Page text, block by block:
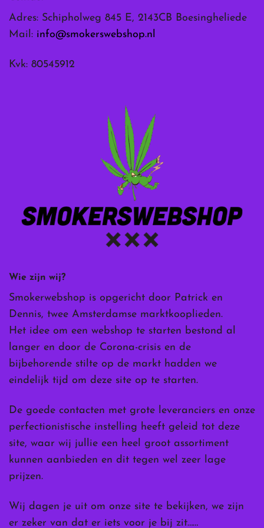
Wie zijn wij?
Smokerwebshop is opgericht door Patrick en
Dennis, twee Amsterdamse marktkooplieden.
Het idee om een webshop te starten bestond al
langer en door de Corona-crisis en de
bijbehorende stilte op de markt hadden we
eindelijk tijd om deze site op te starten.
De goede contacten met grote leveranciers en onze
perfectionistische instelling heeft geleid tot deze
site, waar wij jullie een heel groot assortiment
kunnen aanbieden en dit tegen wel zeer lage
prijzen.
Wij dagen je uit om onze site te bekijken, we zijn
er zeker van dat er iets voor je bij zit……
Adres: Schipholweg 845 E, 2143CB Boesingheliede
Mail: info@smokerswebshop.nl
Kvk: 80545912